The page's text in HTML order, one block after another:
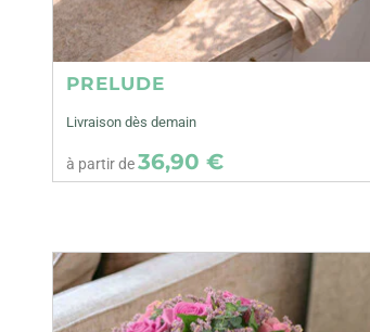
PRELUDE
Livraison dès demain
à partir de36,90 €